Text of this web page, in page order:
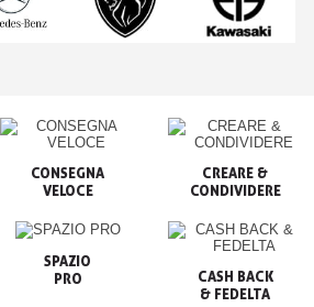
CONSEGNA
VELOCE
CREARE &
CONDIVIDERE
SPAZIO
PRO
CASH BACK
& FEDELTA